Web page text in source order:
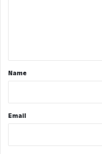
*Name
Email